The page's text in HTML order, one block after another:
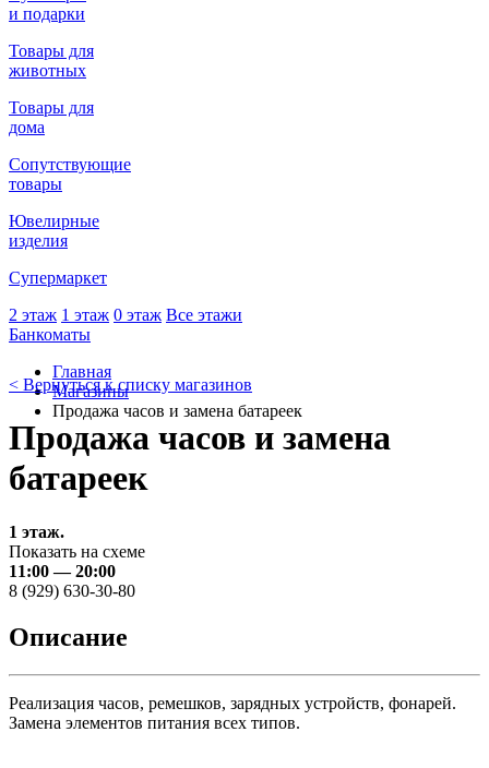
и подарки
Товары для
животных
Товары для
дома
Сопутствующие
товары
Ювелирные
изделия
Супермаркет
2 этаж 1 этаж 0 этаж Все этажи
Банкоматы
Главная
Магазины
Продажа часов и замена батареек
< Вернуться к списку магазинов
Продажа часов и замена
батареек
1 этаж.
Показать на схеме
11:00 — 20:00
8 (929) 630-30-80
Описание
Реализация часов, ремешков, зарядных устройств, фонарей.
Замена элементов питания всех типов.